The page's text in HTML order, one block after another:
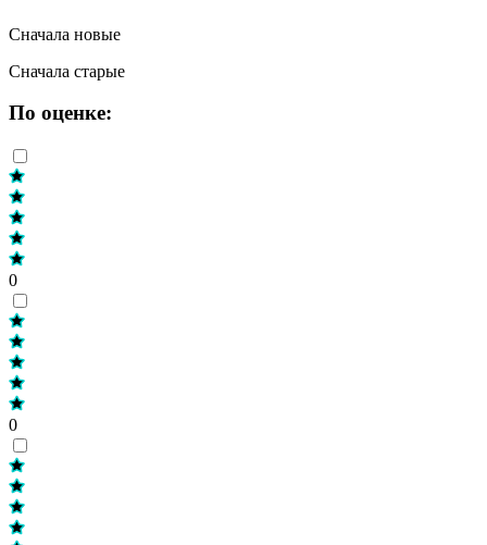
Сначала новые
Сначала старые
По оценке:
0
0